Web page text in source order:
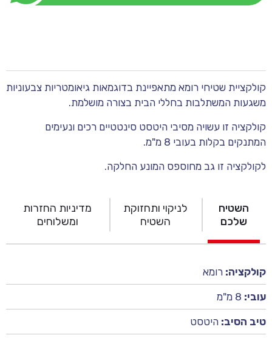
קולקציית שטיחי רומא מתאפיינת בדוגמאות גיאומטריות צבעוניות
משגעות המשתלבות בחללי הבית בצורה מושלמת.
קולקציה זו עשויה מסיבי היטסט סינטטיים רכים ונעימים
המתנקים בקלות בעובי 8 מ"מ.
לקולקציה זו גב מחוספס המונע החלקה.
השטיח
שלכם
לניקוי ותחזוקת
השטיח
מדיניות החזרות
ומשלוחים
קולקציה: רומא
עובי: 8 מ"מ
טיב הסיב: היטסט